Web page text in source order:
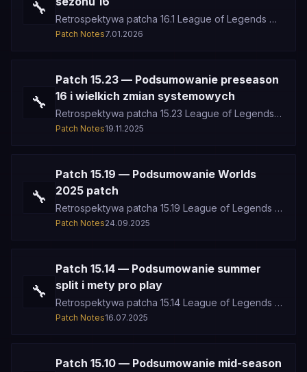
🔧
Retrospektywa patcha 16.1 League of Legends —
oficjalny start sezonu 16, reset rankingowy,
Patch Notes7.01.2026
🔧
Patch 15.23 — Podsumowanie preseason
16 i wielkich zmian systemowych
Retrospektywa patcha 15.23 League of Legends
— preseason 16, nowe systemy gry, przebudowa
Patch Notes19.11.2025
🔧
Patch 15.19 — Podsumowanie Worlds
2025 patch
Retrospektywa patcha 15.19 League of Legends —
oficjalny patch Worlds 2025, zamrożenie mety
Patch Notes24.09.2025
🔧
Patch 15.14 — Podsumowanie summer
split i mety pro play
Retrospektywa patcha 15.14 League of Legends —
letni split sezonu 15, ewolucja mety profesjonalnej,
Patch Notes16.07.2025
Patch 15.10 — Podsumowanie mid-season